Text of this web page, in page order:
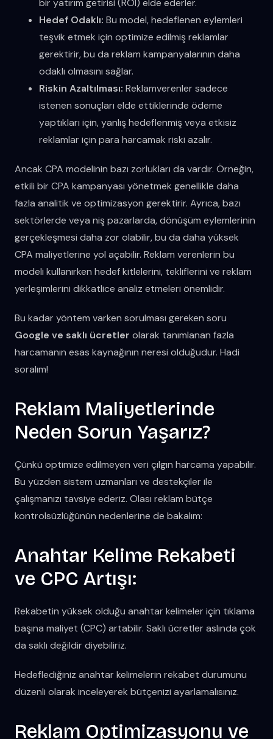
bir yatırım getirisi (ROI) elde ederler.
Hedef Odaklı: Bu model, hedeflenen eylemleri
teşvik etmek için optimize edilmiş reklamlar
gerektirir, bu da reklam kampanyalarının daha
odaklı olmasını sağlar.
Riskin Azaltılması: Reklamverenler sadece
istenen sonuçları elde ettiklerinde ödeme
yaptıkları için, yanlış hedeflenmiş veya etkisiz
reklamlar için para harcamak riski azalır.
Ancak CPA modelinin bazı zorlukları da vardır. Örneğin,
etkili bir CPA kampanyası yönetmek genellikle daha
fazla analitik ve optimizasyon gerektirir. Ayrıca, bazı
sektörlerde veya niş pazarlarda, dönüşüm eylemlerinin
gerçekleşmesi daha zor olabilir, bu da daha yüksek
CPA maliyetlerine yol açabilir. Reklam verenlerin bu
modeli kullanırken hedef kitlelerini, tekliflerini ve reklam
yerleşimlerini dikkatlice analiz etmeleri önemlidir.
Bu kadar yöntem varken sorulması gereken soru
Google ve saklı ücretler olarak tanımlanan fazla
harcamanın esas kaynağının neresi olduğudur. Hadi
soralım!
Reklam Maliyetlerinde
Neden Sorun Yaşarız?
Çünkü optimize edilmeyen veri çılgın harcama yapabilir.
Bu yüzden sistem uzmanları ve destekçiler ile
çalışmanızı tavsiye ederiz. Olası reklam bütçe
kontrolsüzlüğünün nedenlerine de bakalım:
Anahtar Kelime Rekabeti
ve CPC Artışı:
Rekabetin yüksek olduğu anahtar kelimeler için tıklama
başına maliyet (CPC) artabilir. Saklı ücretler aslında çok
da saklı değildir diyebiliriz.
Hedeflediğiniz anahtar kelimelerin rekabet durumunu
düzenli olarak inceleyerek bütçenizi ayarlamalısınız.
Reklam Optimizasyonu ve